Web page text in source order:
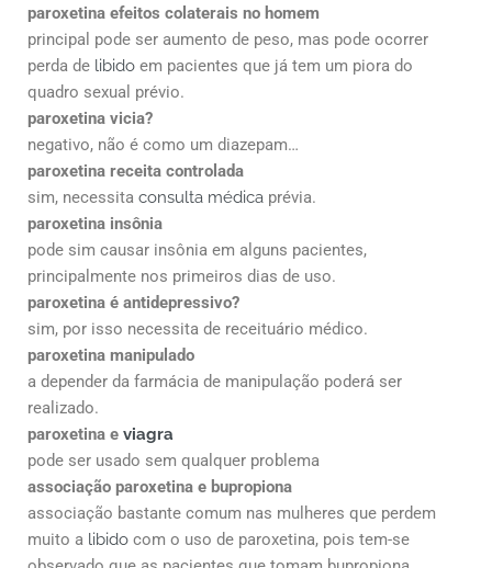
paroxetina efeitos colaterais no homem
principal pode ser aumento de peso, mas pode ocorrer
perda de libido em pacientes que já tem um piora do
quadro sexual prévio.
paroxetina vicia?
negativo, não é como um diazepam…
paroxetina receita controlada
sim, necessita consulta médica prévia.
paroxetina insônia
pode sim causar insônia em alguns pacientes,
principalmente nos primeiros dias de uso.
paroxetina é antidepressivo?
sim, por isso necessita de receituário médico.
paroxetina manipulado
a depender da farmácia de manipulação poderá ser
realizado.
paroxetina e viagra
pode ser usado sem qualquer problema
associação paroxetina e bupropiona
associação bastante comum nas mulheres que perdem
muito a libido com o uso de paroxetina, pois tem-se